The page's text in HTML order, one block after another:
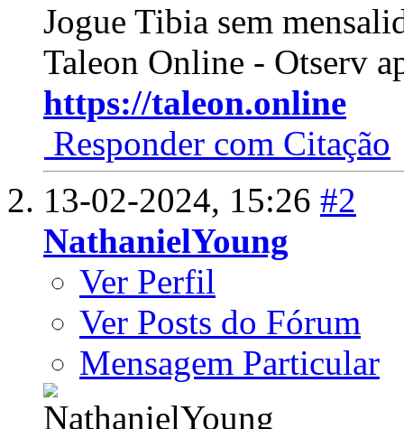
Jogue Tibia sem
Taleon Online - Otserv
https://taleon.online
Responder com Citação
13-02-2024, 15:26 #2
NathanielYoung
Ver Perfil
Ver Posts do Fórum
Mensagem Particular